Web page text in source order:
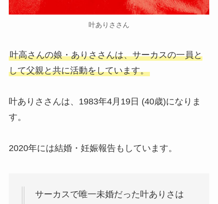
叶ありささん
叶高さんの娘・ありささんは、サーカスの一員と
して父親と共に活動をしています。
叶ありささんは、1983年4月19日 (40歳)になりま
す。
2020年には結婚・妊娠報告もしています。
サーカスで唯一未婚だった叶ありさは